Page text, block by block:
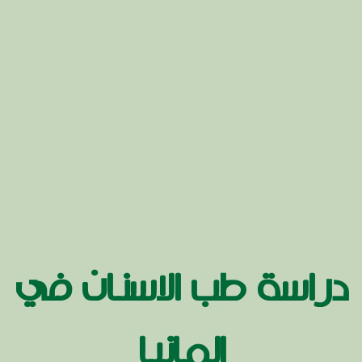
دراسة طب الاسنان في
المانيا